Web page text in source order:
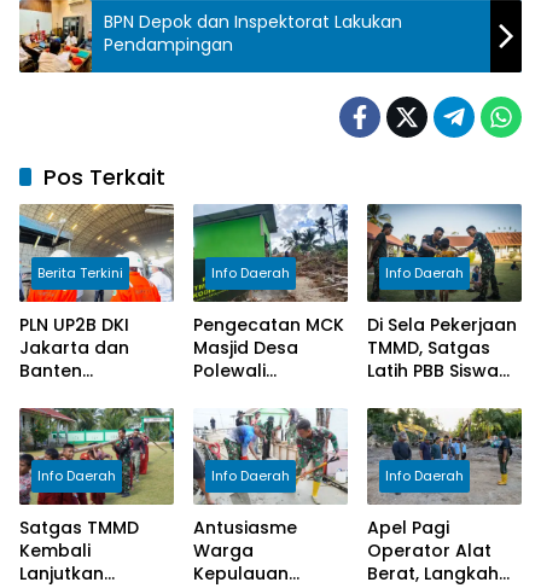
BPN Depok dan Inspektorat Lakukan
Pendampingan
Pos Terkait
Berita Terkini
PLN UP2B DKI
Jakarta dan
Banten
Awareness
Pengoperasian
PLTU Labuan
untuk Perkuat
Keandalan
Pasokan Listrik
Info Daerah
Pengecatan MCK
Masjid Desa
Polewali
Satgas TMMD
Selesaikan
Tahap Akhir
Pekerjaan
Info Daerah
Di Sela Pekerjaan
TMMD, Satgas
Latih PBB Siswa
Gerak Jalan
Info Daerah
Satgas TMMD
Kembali
Lanjutkan
Info Daerah
Antusiasme
Warga
Kepulauan
Info Daerah
Apel Pagi
Operator Alat
Berat, Langkah